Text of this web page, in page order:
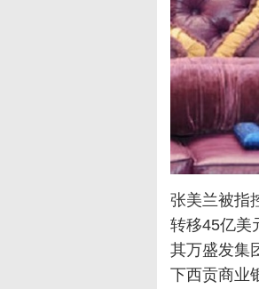
张美兰被指
转移45亿美
其万盛发集
下西贡商业